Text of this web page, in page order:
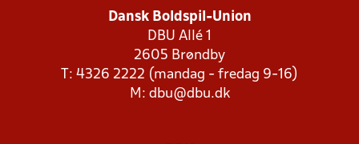
Dansk Boldspil-Union
DBU Allé 1
2605 Brøndby
T: 4326 2222 (mandag - fredag 9-16)
M: dbu@dbu.dk